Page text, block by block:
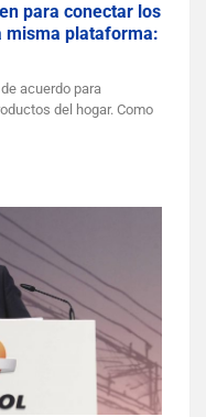
para conectar los
misma plataforma:
acuerdo para
del hogar. Como